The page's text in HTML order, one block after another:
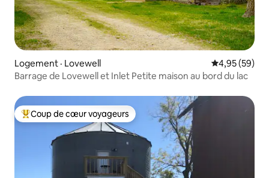
Logement · Lovewell Note
4,95 (59)
Barrage de Lovewell et Inlet Petite maison au bord du lac
Coup de cœur voyageurs parmi les plus aimés
Coup de cœur voyageurs